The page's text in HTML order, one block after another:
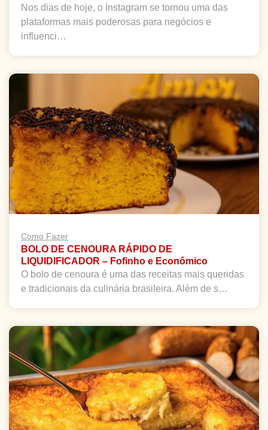
Nos dias de hoje, o Instagram se tornou uma das
plataformas mais poderosas para negócios e
influenci…
Como Fazer
BOLO DE CENOURA RÁPIDO DE
LIQUIDIFICADOR – Fofinho e Econômico
O bolo de cenoura é uma das receitas mais queridas
e tradicionais da culinária brasileira. Além de s…